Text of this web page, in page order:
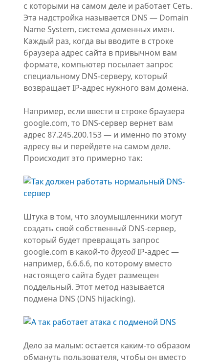
с которыми на самом деле и работает Сеть.
Эта надстройка называется DNS — Domain
Name System, система доменных имен.
Каждый раз, когда вы вводите в строке
браузера адрес сайта в привычном вам
формате, компьютер посылает запрос
специальному DNS-серверу, который
возвращает IP-адрес нужного вам домена.
Например, если ввести в строке браузера
google.com, то DNS-сервер вернет вам
адрес 87.245.200.153 — и именно по этому
адресу вы и перейдете на самом деле.
Происходит это примерно так:
Штука в том, что злоумышленники могут
создать свой собственный DNS-сервер,
который будет превращать запрос
google.com в какой-то другойIP-адрес —
например, 6.6.6.6, по которому вместо
настоящего сайта будет размещен
поддельный. Этот метод называется
подмена DNS (DNS hijacking).
Дело за малым: остается каким-то образом
обмануть пользователя, чтобы он вместо